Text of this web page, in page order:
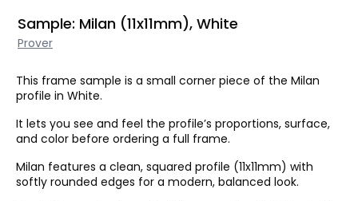
Sample: Milan (11x11mm), White
Prover
This frame sample is a small corner piece of the Milan
profile in White.
It lets you see and feel the profile’s proportions, surface,
and color before ordering a full frame.
Milan features a clean, squared profile (11x11mm) with
softly rounded edges for a modern, balanced look.